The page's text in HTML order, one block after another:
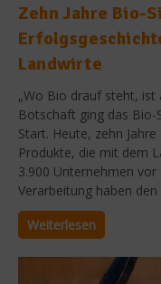
Zehn Jahre Bio-
Landwirte
„Wo Bio drauf steht, ist
Botschaft ging das Bio-
Start. Heute, zehn
Produkte, die mit dem
3.900 Unternehmen
Verarbeitung haben den
Weiterlesen